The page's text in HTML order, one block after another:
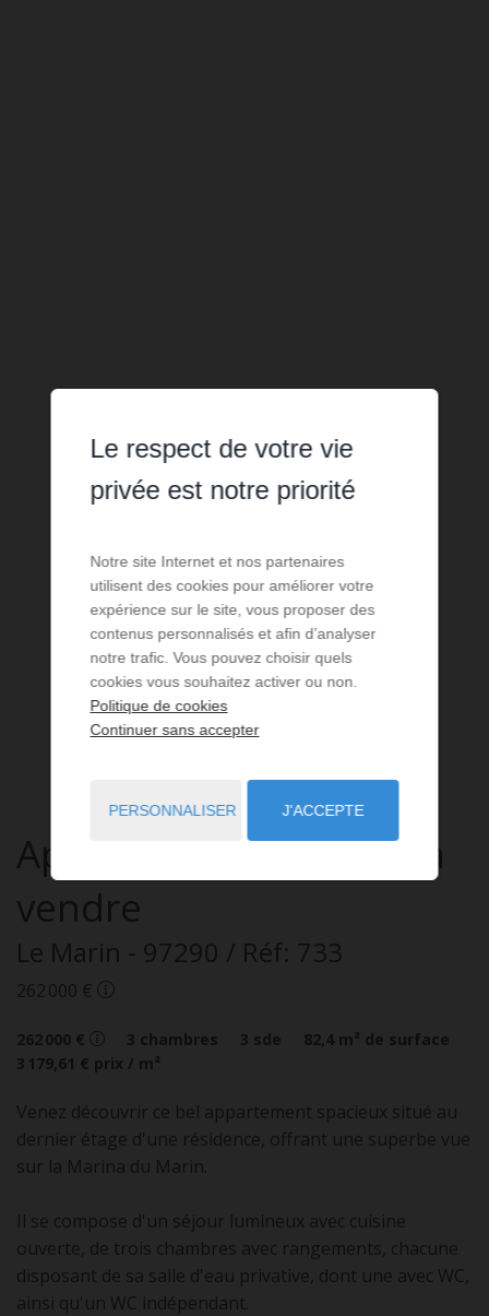
Appartement4 pièces
à
vendre
Le Marin - 97290 / Réf: 733
262 000 €
262 000 € 3 chambres 3 sde 82,4 m² de surface
3 179,61 € prix / m²
Venez découvrir ce bel appartement spacieux situé au
dernier étage d'une résidence, offrant une superbe vue
sur la Marina du Marin.
Il se compose d'un séjour lumineux avec cuisine
ouverte, de trois chambres avec rangements, chacune
disposant de sa salle d'eau privative, dont une avec WC,
ainsi qu'un WC indépendant.
Le respect de votre vie
privée est notre priorité
Notre site Internet et nos partenaires
utilisent des cookies pour améliorer votre
expérience sur le site, vous proposer des
contenus personnalisés et afin d’analyser
notre trafic. Vous pouvez choisir quels
cookies vous souhaitez activer ou non.
Politique de cookies
Continuer sans accepter
PERSONNALISER J'ACCEPTE